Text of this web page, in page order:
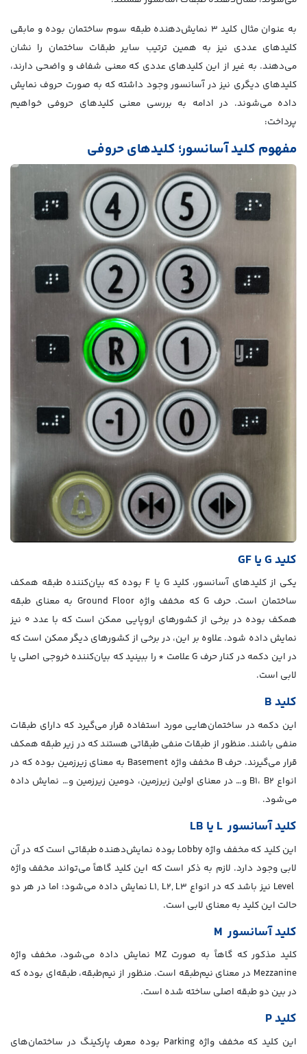
به عنوان مثال کلید 3 نمایش‌دهنده طبقه سوم ساختمان بوده و مابقی
کلیدهای عددی نیز به همین ترتیب سایر طبقات ساختمان را نشان
می‌دهند. به غیر از این کلیدهای عددی که معنی شفاف و واضحی دارند،
کلیدهای دیگری نیز در آسانسور وجود داشته که به صورت حروف نمایش
داده می‌شوند. در ادامه به بررسی معنی کلیدهای حروفی خواهیم
پرداخت:
مفهوم کلید آسانسور؛ کلیدهای حروفی
کلید G یا GF
یکی از کلیدهای آسانسور، کلید G یا F بوده که بیان‌کننده طبقه همکف
ساختمان است. حرف G که مخفف واژه Ground Floor به معنای طبقه
همکف بوده در برخی از کشورهای اروپایی ممکن است که با عدد 0 نیز
نمایش داده شود. علاوه بر این، در برخی از کشورهای دیگر ممکن است که
در این دکمه در کنار حرف G علامت * را ببینید که بیان‌کننده خروجی اصلی یا
لابی است.
کلید B
این دکمه در ساختمان‌هایی مورد استفاده قرار می‌گیرد که دارای طبقات
منفی باشند. منظور از طبقات منفی طبقاتی هستند که در زیر طبقه همکف
قرار می‌گیرند. حرف B مخفف واژه Basement به معنای زیرزمین بوده که در
انواع B1، B2 و… در معنای اولین زیرزمین، دومین زیرزمین و… نمایش داده
می‌شود.
کلید آسانسور L یا LB
این کلید که مخفف واژه Lobby بوده نمایش‌دهنده طبقاتی است که در آن
لابی وجود دارد. لازم به ذکر است که این کلید گاهاً می‌تواند مخفف واژه
Level نیز باشد که در انواع L1, L2, L3 نمایش داده می‌شود؛ اما در هر دو
حالت این کلید به معنای لابی است.
کلید آسانسور M
کلید مذکور که گاهاً به صورت MZ نمایش داده می‌شود، مخفف واژه
Mezzanine در معنای نیم‌طبقه است. منظور از نیم‌طبقه، طبقه‌ای بوده که
در بین دو طبقه اصلی ساخته شده است.
کلید P
این کلید که مخفف واژه Parking بوده معرف پارکینگ در ساختمان‌های